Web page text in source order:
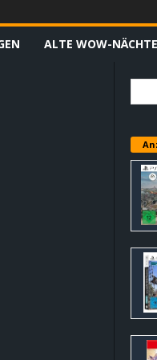
ALTE WOW-NÄCHTE